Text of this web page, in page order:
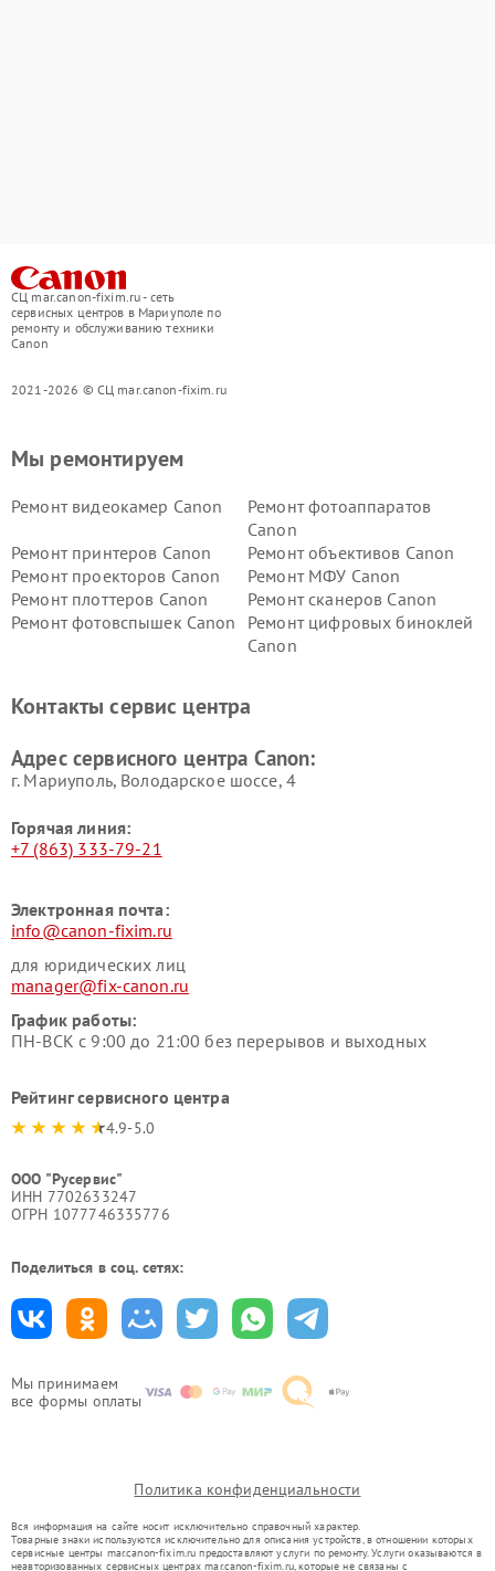
СЦ mar.canon-fixim.ru - сеть
сервисных центров в Мариуполе по
ремонту и обслуживанию техники
Canon
2021-2026 © СЦ mar.canon-fixim.ru
Мы принимаем
все формы оплаты
Мы ремонтируем
Ремонт видеокамер Canon
Ремонт фотоаппаратов
Canon
Ремонт принтеров Canon
Ремонт объективов Canon
Ремонт проекторов Canon
Ремонт МФУ Canon
Ремонт плоттеров Canon
Ремонт сканеров Canon
Ремонт фотовспышек Canon
Ремонт цифровых биноклей
Canon
Контакты сервис центра
Адрес сервисного центра Canon:
г. Мариуполь, Володарское шоссе, 4
Горячая линия:
+7 (863) 333-79-21
Электронная почта:
info@canon-fixim.ru
для юридических лиц
manager@fix-canon.ru
График работы:
ПН-ВСК с 9:00 до 21:00 без перерывов и выходных
Рейтинг сервисного центра
4.9-5.0
ООО "Русервис"
ИНН 7702633247
ОГРН 1077746335776
Поделиться в соц. сетях:
Политика конфиденциальности
Вся информация на сайте носит исключительно справочный характер.
Товарные знаки используются исключительно для описания устройств, в отношении которых
сервисные центры mar.canon-fixim.ru предоставляют услуги по ремонту. Услуги оказываются в
неавторизованных сервисных центрах mar.canon-fixim.ru, которые не связаны с